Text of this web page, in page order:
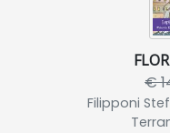
€
Filipponi